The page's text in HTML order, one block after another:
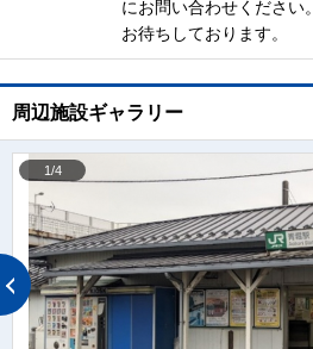
にお問い合わせください。
お待ちしております。
周辺施設ギャラリー
1/4